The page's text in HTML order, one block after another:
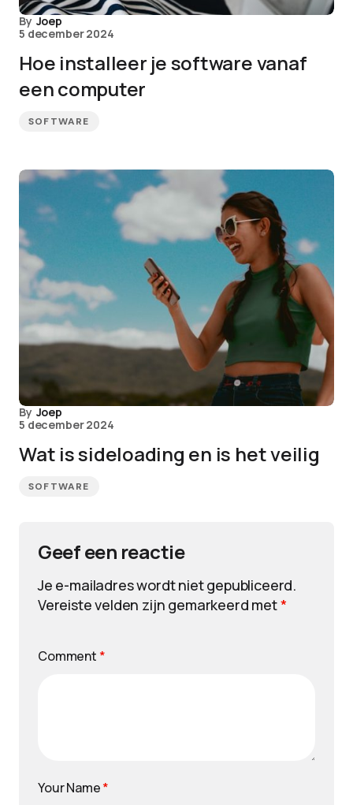
By Joep
5 december 2024
Hoe installeer je software vanaf
een computer
SOFTWARE
By Joep
5 december 2024
Wat is sideloading en is het veilig
SOFTWARE
Geef een reactie
Je e-mailadres wordt niet gepubliceerd.
Vereiste velden zijn gemarkeerd met*
Comment *
Your Name*